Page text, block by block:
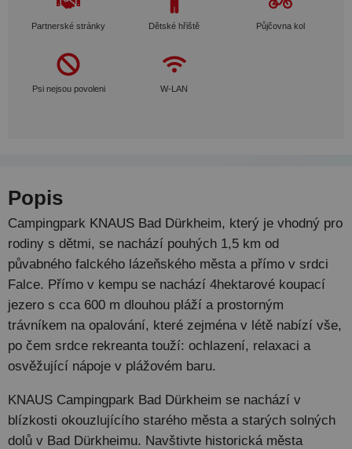
Partnerské stránky Dětské hřiště Půjčovna kol
Psi nejsou povoleni W-LAN
Popis
Campingpark KNAUS Bad Dürkheim, který je vhodný pro
rodiny s dětmi, se nachází pouhých 1,5 km od
půvabného falckého lázeňského města a přímo v srdci
Falce. Přímo v kempu se nachází 4hektarové koupací
jezero s cca 600 m dlouhou pláží a prostorným
trávníkem na opalování, které zejména v létě nabízí vše,
po čem srdce rekreanta touží: ochlazení, relaxaci a
osvěžující nápoje v plážovém baru.
KNAUS Campingpark Bad Dürkheim se nachází v
blízkosti okouzlujícího starého města a starých solných
dolů v Bad Dürkheimu. Navštivte historická města